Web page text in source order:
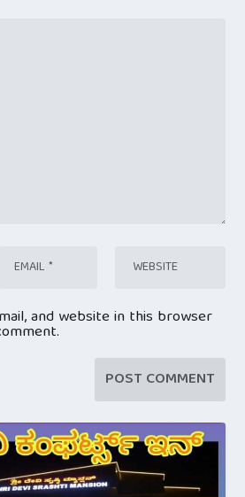
and website in this browser